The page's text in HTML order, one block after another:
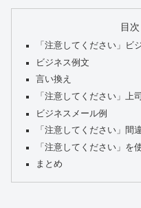
目次
「注意してください」ビ
ビジネス例文
言い換え
「注意してください」上
ビジネスメール例
「注意してください」間
「注意してください」を
まとめ